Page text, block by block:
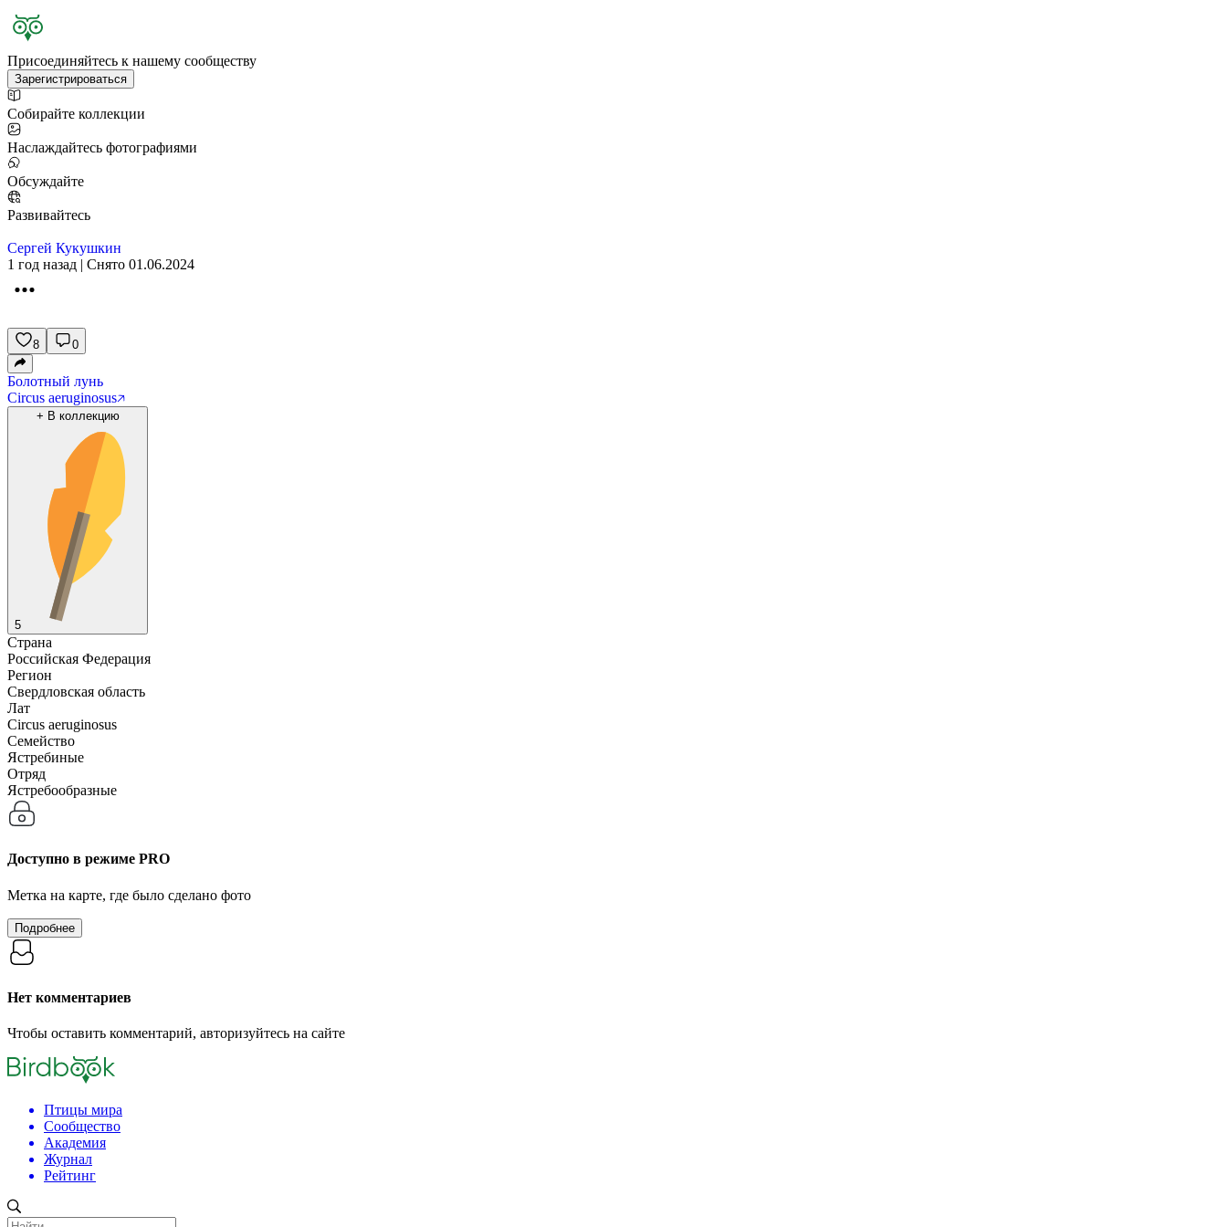
Присоединяйтесь к нашему сообществу
Зарегистрироваться
Собирайте коллекции
Наслаждайтесь фотографиями
Обсуждайте
Развивайтесь
Сергей Кукушкин
1 год назад | Снято 01.06.2024
8 0
Болотный лунь
Circus aeruginosus
+ В коллекцию
5
Страна
Российская Федерация
Регион
Свердловская область
Лат
Circus aeruginosus
Семейство
Ястребиные
Отряд
Ястребообразные
Доступно в режиме PRO
Метка на карте, где было сделано фото
Подробнее
Нет комментариев
Чтобы оставить комментарий, авторизуйтесь на сайте
Птицы мира
Сообщество
Академия
Журнал
Рейтинг